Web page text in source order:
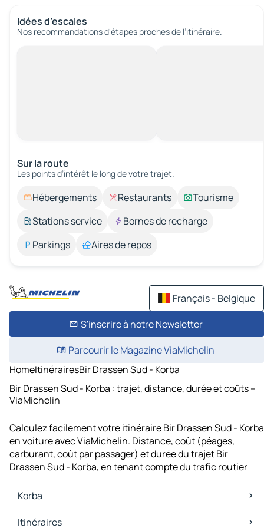
Idées d’escales
Nos recommandations d'étapes proches de l’itinéraire.
Sur la route
Les points d’intérêt le long de votre trajet.
Hébergements Restaurants
Tourisme
Stations service
Bornes de recharge
Parkings
Aires de repos
Français - Belgique
S'inscrire à notre Newsletter
Parcourir le Magazine ViaMichelin
HomeItinérairesBir Drassen Sud - Korba
Bir Drassen Sud - Korba : trajet, distance, durée et coûts –
ViaMichelin
Calculez facilement votre itinéraire Bir Drassen Sud - Korba
en voiture avec ViaMichelin. Distance, coût (péages,
carburant, coût par passager) et durée du trajet Bir
Drassen Sud - Korba, en tenant compte du trafic routier
Korba
Korba Cartes et plans
Itinéraires